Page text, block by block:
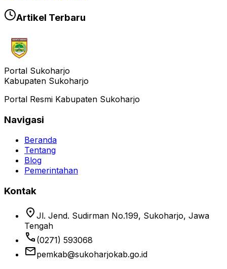
Artikel Terbaru
Portal Sukoharjo
Kabupaten Sukoharjo
Portal Resmi Kabupaten Sukoharjo
Navigasi
Beranda
Tentang
Blog
Pemerintahan
Kontak
location_on Jl. Jend. Sudirman No.199, Sukoharjo, Jawa
Tengah
phone (0271) 593068
emailpemkab@sukoharjokab.go.id